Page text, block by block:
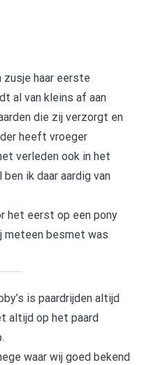
zusje haar eerste
al van kleins af aan
die zij verzorgt en
heeft vroeger
verleden ook in het
ik daar aardig van
het eerst op een pony
meteen besmet was
is paardrijden altijd
altijd op het paard
waar wij goed bekend